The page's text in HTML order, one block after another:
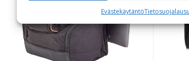
Evästekäytäntö